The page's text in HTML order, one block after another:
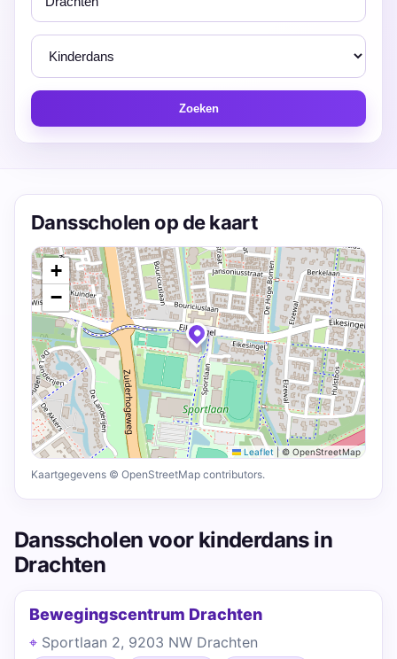
Zoeken
Dansscholen op de kaart
+
−
Leaflet |© OpenStreetMap
Kaartgegevens © OpenStreetMap contributors.
Dansscholen voor kinderdans in
Drachten
Bewegingscentrum Drachten
Sportlaan 2, 9203 NW Drachten